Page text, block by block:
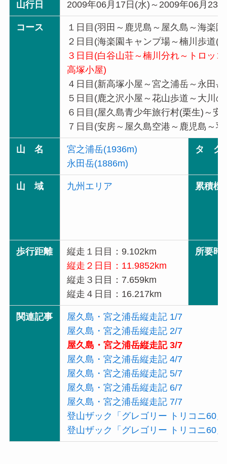
山行日 2009年06月17日(水)～2009年06月23
コース
１日目(羽田～鹿児島～屋久島～海楽
２日目(海楽園キャンプ場～楠川歩道(
３日目(白谷山荘～楠川分れ～トロッ
高塚小屋)
４日目(新高塚小屋～宮之浦岳～永田
５日目(鹿之沢小屋～花山歩道～大川
６日目(屋久島青少年旅行村(栗生)～安
７日目(安房～屋久島空港～鹿児島～
山 名
宮之浦岳(1936m)
永田岳(1886m)
タ グ
山 域 九州エリア 累積標
歩行距離
縦走１日目：9.102km
縦走２日目：11.9852km
縦走３日目：7.659km
縦走４日目：16.217km
所要時
関連記事
屋久島・宮之浦岳縦走記 1/7
屋久島・宮之浦岳縦走記 2/7
屋久島・宮之浦岳縦走記 3/7
屋久島・宮之浦岳縦走記 4/7
屋久島・宮之浦岳縦走記 5/7
屋久島・宮之浦岳縦走記 6/7
屋久島・宮之浦岳縦走記 7/7
登山ザック「グレゴリー トリコニ60
登山ザック「グレゴリー トリコニ60